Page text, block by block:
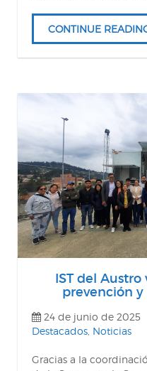
CONTINUE
IST del
prevención
24 de junio de 2025
Destacados Noticias
Gracias a la